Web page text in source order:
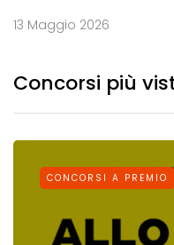
13 Maggio 2026
Concorsi più
CONCORSI A PREMIO